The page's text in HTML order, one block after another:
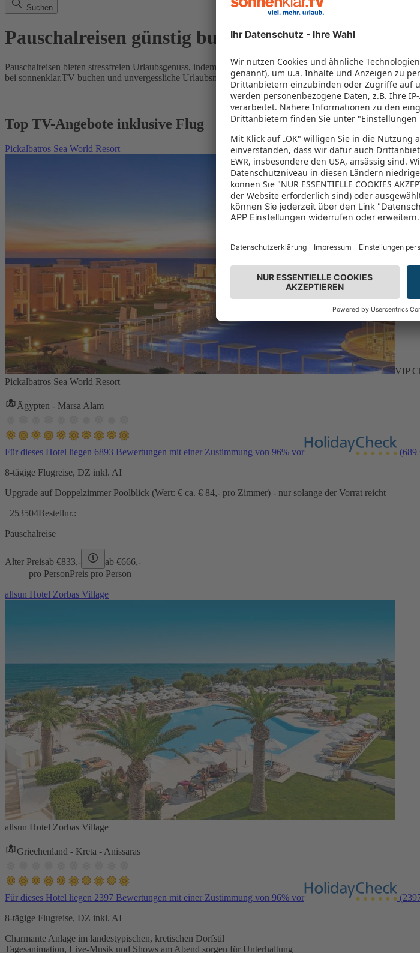
Suchen
Pauschalreisen günstig buchen
Pauschalreisen bieten stressfreien Urlaubsgenuss, indem Flug und Hotel in einem Paket kombiniert werden
bei sonnenklar.TV buchen und unvergessliche Urlaubsmomente erleben!
Top TV-Angebote inklusive Flug
Pickalbatros Sea World Resort
VIP
Pickalbatros Sea World Resort
Ägypten - Marsa Alam
Für dieses Hotel liegen 6893 Bewertungen mit einer Zustimmung von 96% vor
8-tägige Flugreise, DZ inkl. AI
Upgrade auf Doppelzimmer Poolblick (Wert: € ca. € 84,- pro Zimmer) - nur solange der Vorrat reicht
253504Bestellnr.:
Pauschalreise
Alter Preisab €833,- ab €666,-
pro PersonPreis pro Person
allsun Hotel Zorbas Village
allsun Hotel Zorbas Village
Griechenland - Kreta - Anissaras
Für dieses Hotel liegen 2397 Bewertungen mit einer Zustimmung von 96% vor
8-tägige Flugreise, DZ inkl. AI
Charmante Anlage im landestypischen, kretischen Dorfstil
Tagesanimation, Live-Musik und Shows am Abend sorgen für Unterhaltung